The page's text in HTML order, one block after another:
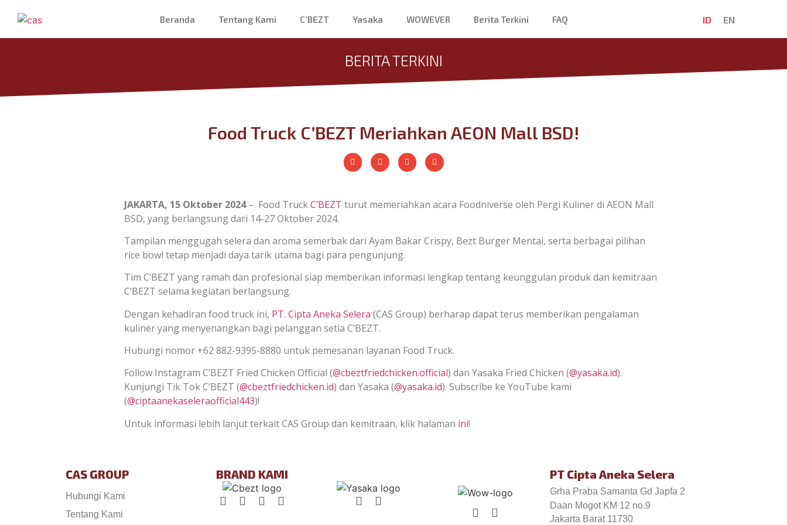
Beranda Tentang Kami C’BEZT Yasaka WOWEVER Berita Terkini FAQ ID EN
BERITA TERKINI
Food Truck C’BEZT Meriahkan AEON Mall BSD!
JAKARTA, 15 Oktober 2024– Food TruckC’BEZT turut memeriahkan acara Foodniverse oleh Pergi Kuliner di AEON Mall
BSD, yang berlangsung dari 14-27 Oktober 2024.
Tampilan menggugah selera dan aroma semerbak dari Ayam Bakar Crispy, Bezt Burger Mentai, serta berbagai pilihan
rice bowl tetap menjadi daya tarik utama bagi para pengunjung.
Tim C’BEZT yang ramah dan profesional siap memberikan informasi lengkap tentang keunggulan produk dan kemitraan
C’BEZT selama kegiatan berlangsung.
Dengan kehadiran food truck ini, PT. Cipta Aneka Selera (CAS Group) berharap dapat terus memberikan pengalaman
kuliner yang menyenangkan bagi pelanggan setia C’BEZT.
Hubungi nomor +62 882-9395-8880 untuk pemesanan layanan Food Truck.
Follow Instagram C’BEZT Fried Chicken Official (@cbeztfriedchicken.official) dan Yasaka Fried Chicken (@yasaka.id).
Kunjungi Tik Tok C’BEZT (@cbeztfriedchicken.id) dan Yasaka (@yasaka.id). Subscribe ke YouTube kami
(@ciptaanekaseleraofficial443)!
Untuk informasi lebih lanjut terkait CAS Group dan kemitraan, klik halaman ini!
CAS GROUP
Hubungi Kami
Tentang Kami
BRAND KAMI PT Cipta Aneka Selera
Grha Praba Samanta Gd Japfa 2
Daan Mogot KM 12 no.9
Jakarta Barat 11730